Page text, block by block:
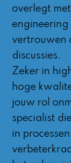
overlegt
engineering
vertrouwen
discussies.
Zeker in
hoge
jouw rol
specialist
in